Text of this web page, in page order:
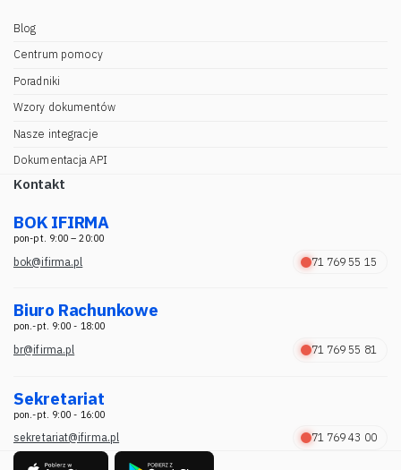
Blog
Centrum pomocy
Poradniki
Wzory dokumentów
Nasze integracje
Dokumentacja API
Kontakt
BOK IFIRMA
pon-pt. 9:00 – 20:00
bok@ifirma.pl 71 769 55 15
Biuro Rachunkowe
pon.-pt. 9:00 - 18:00
br@ifirma.pl 71 769 55 81
Sekretariat
pon.-pt. 9:00 - 16:00
sekretariat@ifirma.pl 71 769 43 00